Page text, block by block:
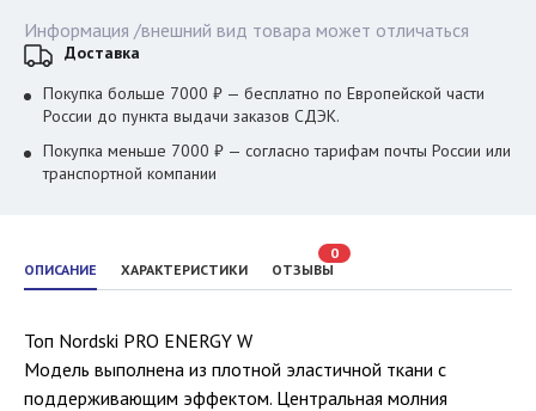
ОПИСАНИЕ ХАРАКТЕРИСТИКИ ОТЗЫВЫ
0
Топ Nordski PRO ENERGY W
Модель выполнена из плотной эластичной ткани с
поддерживающим эффектом. Центральная молния
Информация /внешний вид товара может отличаться
Доставка
Покупка больше 7000 ₽ — бесплатно по Европейской части
России до пункта выдачи заказов СДЭК.
Покупка меньше 7000 ₽ — согласно тарифам почты России или
транспортной компании